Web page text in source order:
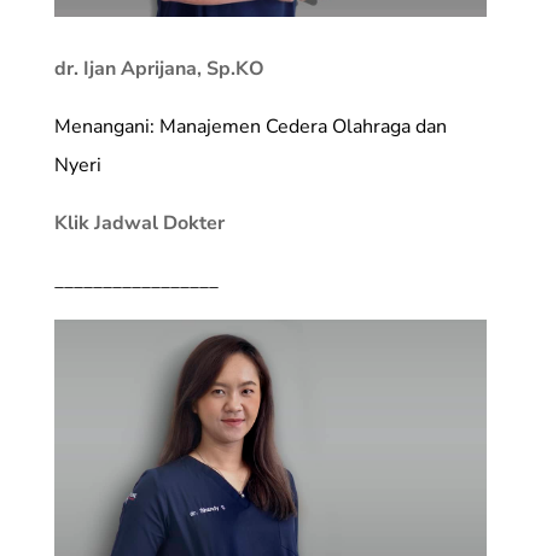
dr. Ijan Aprijana, Sp.KO
Menangani: Manajemen Cedera Olahraga dan
Nyeri
Klik Jadwal Dokter
_________________